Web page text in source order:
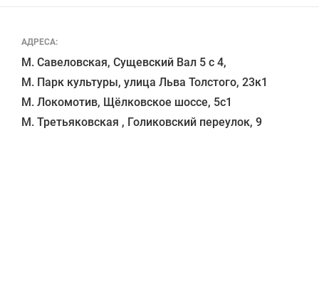
АДРЕСА:
М. Савеловская, Сущевский Вал 5 с 4,
М. Парк культуры, улица Льва Толстого, 23к1
М. Локомотив, Щёлковское шоссе, 5с1